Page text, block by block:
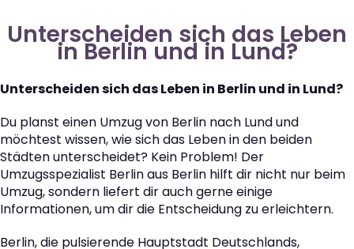
Unterscheiden sich das Leben
in Berlin und in Lund?
Unterscheiden sich das Leben in Berlin und in Lund?
Du planst einen Umzug von Berlin nach Lund und
möchtest wissen, wie sich das Leben in den beiden
Städten unterscheidet? Kein Problem! Der
Umzugsspezialist Berlin aus Berlin hilft dir nicht nur beim
Umzug, sondern liefert dir auch gerne einige
Informationen, um dir die Entscheidung zu erleichtern.
Berlin, die pulsierende Hauptstadt Deutschlands,